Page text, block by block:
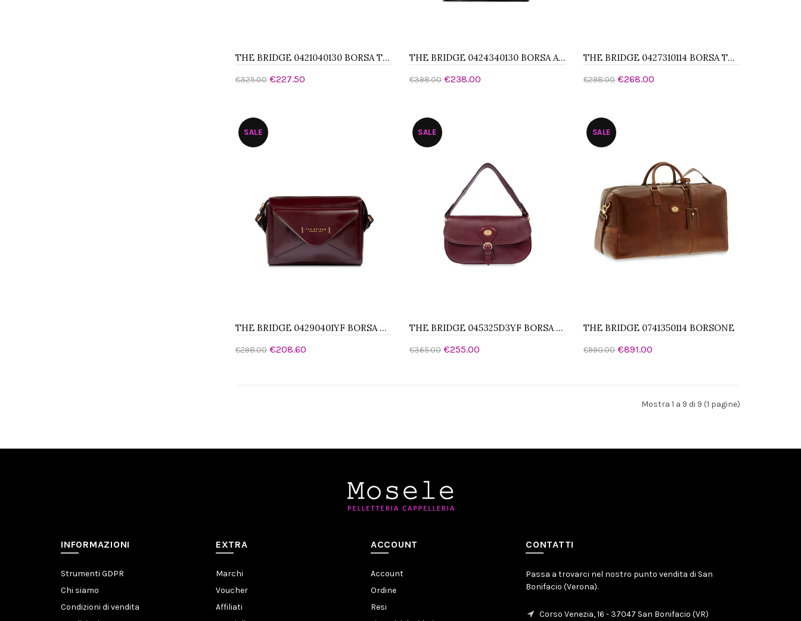
THE BRIDGE 0421040130 BORSA TRACOLLA
€325.00 €227.50
THE BRIDGE 0424340130 BORSA A SPALLA
€398.00 €238.00
THE BRIDGE 0427310114 BORSA TRACOLLA
€298.00 €268.00
SALE
THE BRIDGE 04290401YF BORSA TRACOLLA
€298.00 €208.60
SALE
THE BRIDGE 045325D3YF BORSA TRACOLLA
€365.00 €255.00
SALE
THE BRIDGE 0741350114 BORSONE
€990.00 €891.00
Mostra 1 a 9 di 9 (1 pagine)
INFORMAZIONI
Strumenti GDPR
Chi siamo
Condizioni di vendita
EXTRA
Marchi
Voucher
Affiliati
ACCOUNT
Account
Ordine
Resi
CONTATTI
Passa a trovarci nel nostro punto vendita di San
Bonifacio (Verona).
Corso Venezia, 16 - 37047 San Bonifacio (VR)